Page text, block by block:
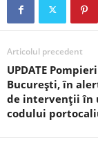
Articolul precedent
UPDATE
București, în
de intervenții în
codului